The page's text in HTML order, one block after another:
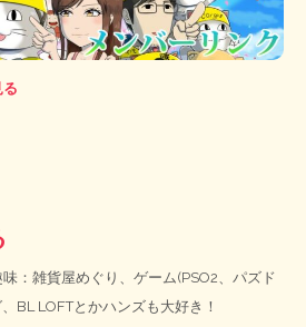
：雑貨屋めぐり、ゲーム(PSO2、パズド
BL LOFTとかハンズも大好き！